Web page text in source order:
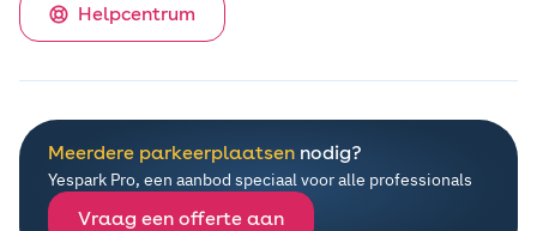
Helpcentrum
Meerdere parkeerplaatsen nodig?
Yespark Pro, een aanbod speciaal voor alle professionals
Vraag een offerte aan